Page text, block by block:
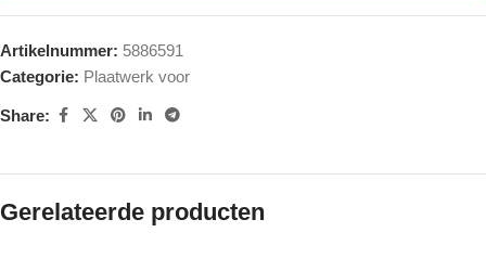
Artikelnummer: 5886591
Categorie: Plaatwerk voor
Share:
Gerelateerde producten